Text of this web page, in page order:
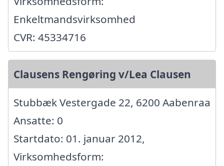
Enkeltmandsvirksomhed
CVR: 45334716
Clausens Rengøring v/Lea Clausen
Stubbæk Vestergade 22, 6200 Aabenraa
Ansatte: 0
Startdato: 01. januar 2012,
Virksomhedsform: